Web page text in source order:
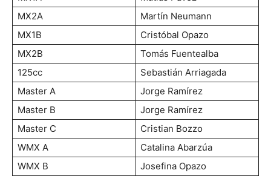
MX2A
Martín Neumann
MX1B
Cristóbal Opazo
MX2B
Tomás Fuentealba
125cc
Sebastián Arriagada
Master A
Jorge Ramírez
Master B
Jorge Ramírez
Master C
Cristian Bozzo
WMX A
Catalina Abarzúa
WMX B
Josefina Opazo